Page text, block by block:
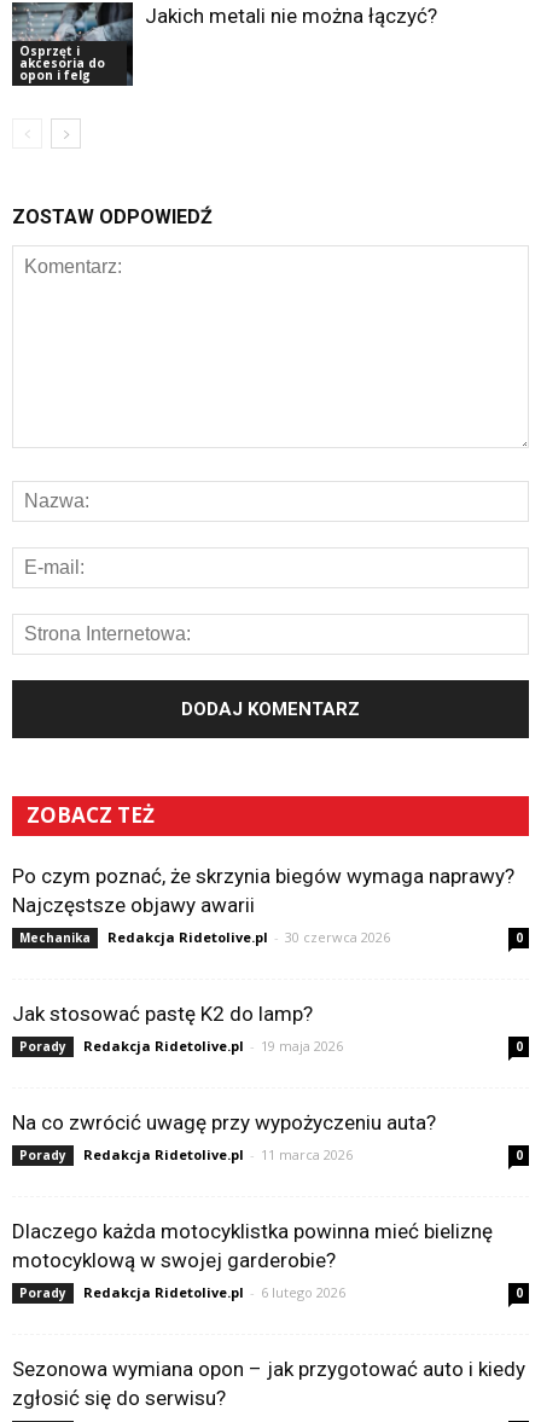
Osprzęt i
akcesoria do
opon i felg
Jakich metali nie można łączyć?
ZOSTAW ODPOWIEDŹ
ZOBACZ TEŻ
Po czym poznać, że skrzynia biegów wymaga naprawy?
Najczęstsze objawy awarii
Mechanika Redakcja Ridetolive.pl - 30 czerwca 2026 0
Jak stosować pastę K2 do lamp?
Porady Redakcja Ridetolive.pl - 19 maja 2026 0
Na co zwrócić uwagę przy wypożyczeniu auta?
Porady Redakcja Ridetolive.pl - 11 marca 2026 0
Dlaczego każda motocyklistka powinna mieć bieliznę
motocyklową w swojej garderobie?
Porady Redakcja Ridetolive.pl - 6 lutego 2026 0
Sezonowa wymiana opon – jak przygotować auto i kiedy
zgłosić się do serwisu?